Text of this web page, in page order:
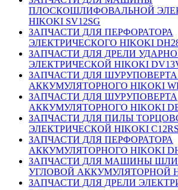
ПЛОСКОШЛИФОВАЛЬНОЙ
HIKOKI SV12SG
ЗАПЧАСТИ ДЛЯ ПЕРФОРАТОРА
ЭЛЕКТРИЧЕСКОГО HIKOKI
ЗАПЧАСТИ ДЛЯ ДРЕЛИ
ЭЛЕКТРИЧЕСКОЙ HIKOKI
ЗАПЧАСТИ ДЛЯ
АККУМУЛЯТОРНОГО HIKOKI
ЗАПЧАСТИ ДЛЯ ШУРУПОВЕРТА
АККУМУЛЯТОРНОГО HIKOKI
ЗАПЧАСТИ ДЛЯ ПИЛЫ
ЭЛЕКТРИЧЕСКОЙ HIKOKI
ЗАПЧАСТИ ДЛЯ ПЕРФОРАТОРА
АККУМУЛЯТОРНОГО HIKOKI
ЗАПЧАСТИ ДЛЯ МАШИНЫ
УГЛОВОЙ АККУМУЛЯТОРНОЙ
ЗАПЧАСТИ ДЛЯ ДРЕЛИ